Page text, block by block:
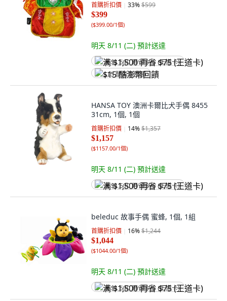
首購折扣價 33%$599
$399
($399.00/1個)
明天 8/11 (二) 預計送達
满 $1,500 再省 $75 (王道卡)
$15 酷澎幣回饋
HANSA TOY 澳洲卡爾比犬手偶 8455
31cm, 1個, 1個
首購折扣價 14%$1,357
$1,157
($1157.00/1個)
明天 8/11 (二) 預計送達
满 $1,500 再省 $75 (王道卡)
beleduc 故事手偶 蜜蜂, 1個, 1組
首購折扣價 16%$1,244
$1,044
($1044.00/1個)
明天 8/11 (二) 預計送達
满 $1,500 再省 $75 (王道卡)